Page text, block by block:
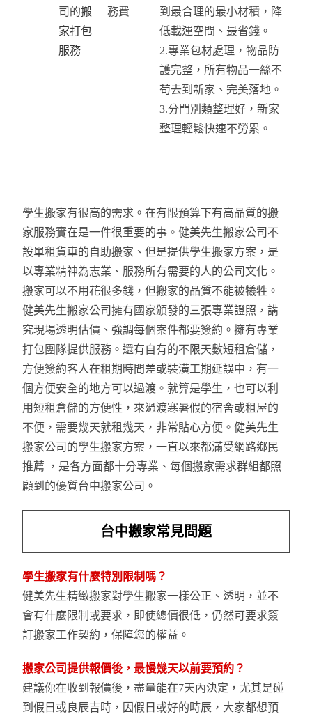
司的搬
家打包
服務
務費
到最合理的最小材積，降
低載運空間、最省錢。
2.專業包材處理，物品防
護完整，所有物品一絲不
苟去到新家、完美落地。
3.分門別類整理好，新家
整理輕鬆快速不勞累。
學生搬家有很高的需求。在有限預算下有高品質的搬
家服務實在是一件很重要的事。健美先生搬家公司不
設單租貨車的自助搬家、但是提供學生搬家方案，是
以專業精神為志業、服務所有需要的人的公司文化。
搬家可以不用花很多錢，但搬家的品質不能被犧牲。
健美先生搬家公司擁有國家頒發的三張專業證照，講
究現場透明估價、強調每個案件都要簽約。擁有專業
打包團隊提供服務。還有自有的不限天數短租倉儲，
方便簽約客人在租期時間差或裝潢工期延誤中，有一
個方便安全的地方可以過渡。就算是學生，也可以利
用短租倉儲的方便性，來過渡寒暑假的宿舍或租屋的
不便，需要幾天就租幾天，非常貼心方便。健美先生
搬家公司的學生搬家方案，一直以來都滿受網路鄉民
推薦 ，是各方面都十分專業、每個搬家需求群組都照
顧到的優質台中搬家公司。
台中搬家常見問題
學生搬家有什麼特別限制嗎？
健美先生精緻搬家對學生搬家一樣公正、透明，並不
會有什麼限制或要求，即使總價很低，仍然可要求簽
訂搬家工作契約，保障您的權益。
搬家公司提供報價後，最慢幾天以前要預約？
建議你在收到報價後，盡量能在7天內決定，尤其是碰
到假日或良辰吉時，因假日或好的時辰，大家都想預